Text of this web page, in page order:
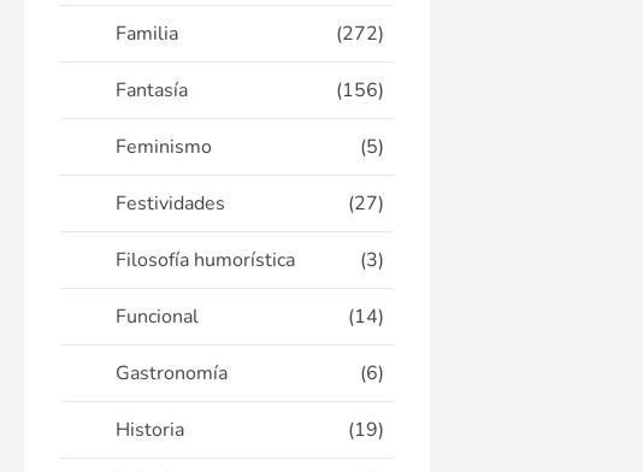
Familia (272)
Fantasía (156)
Feminismo (5)
Festividades (27)
Filosofía humorística (3)
Funcional (14)
Gastronomía (6)
Historia (19)